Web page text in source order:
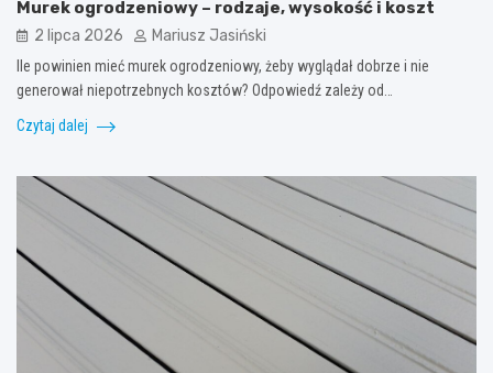
Murek ogrodzeniowy – rodzaje, wysokość i koszt
2 lipca 2026 Mariusz Jasiński
Ile powinien mieć murek ogrodzeniowy, żeby wyglądał dobrze i nie
generował niepotrzebnych kosztów? Odpowiedź zależy od…
Czytaj dalej